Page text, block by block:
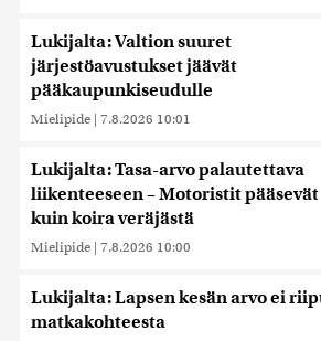
Lukijalta: Valtion suuret
järjestöavustukset jäävät
pääkaupunkiseudulle
Mielipide | 7.8.2026 10:01
Lukijalta: Tasa-arvo palautettava
liikenteeseen – Motoristit pääsevät
kuin koira veräjästä
Mielipide | 7.8.2026 10:00
Lukijalta: Lapsen kesän arvo ei
matkakohteesta